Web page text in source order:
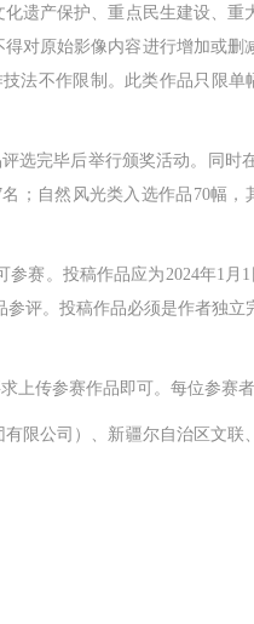
产保护、重点民生建设、重
对原始影像内容进行增加或
法不作限制。此类作品只限
完毕后举行颁奖活动。同时
；自然风光类入选作品70幅
。投稿作品应为2024年1月
评。投稿作品必须是作者独
传参赛作品即可。每位参赛者
公司）、新疆尔自治区文联